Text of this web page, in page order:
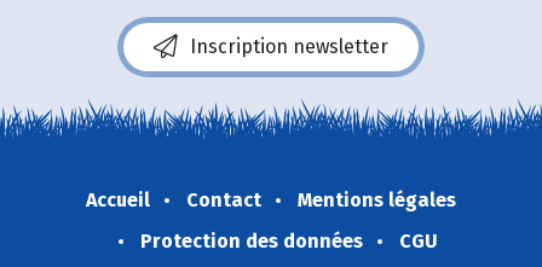
Inscription newsletter
Accueil Contact
Mentions légales
Protection des données
CGU